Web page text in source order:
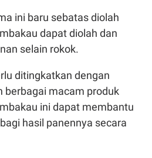
ini baru sebatas diolah
dapat diolah dan
selain rokok.
ditingkatkan dengan
berbagai macam produk
ini dapat membantu
hasil panennya secara